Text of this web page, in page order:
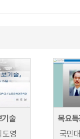
기술
도영
목요특
국민